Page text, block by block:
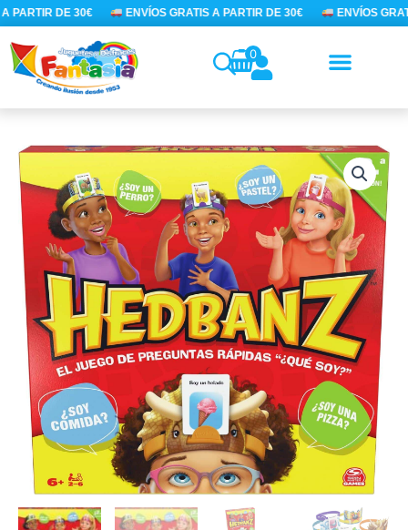
Ir
al
contenido
PARTIR DE 30€ ENVÍOS GRATIS A PARTIR DE 30€ ENVÍOS
0